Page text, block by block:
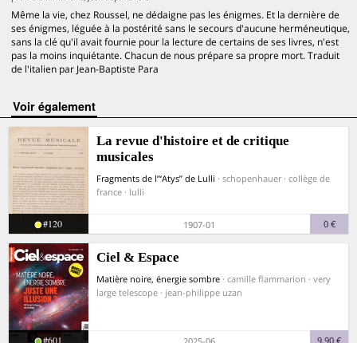
Même la vie, chez Roussel, ne dédaigne pas les énigmes. Et la dernière de
ses énigmes, léguée à la postérité sans le secours d'aucune herméneutique,
sans la clé qu'il avait fournie pour la lecture de certains de ses livres, n'est
pas la moins inquiétante. Chacun de nous prépare sa propre mort. Traduit
de l'italien par Jean-Baptiste Para
voir également
La revue d'histoire et de critique
musicales
Fragments de l’“Atys” de Lulli · schopenhauer · collège de
france · lulli
#120 1907-01 0 €
Ciel & Espace
Matière noire, énergie sombre · camille flammarion · very
large telescope · jean-philippe uzan
#601 9,90 €